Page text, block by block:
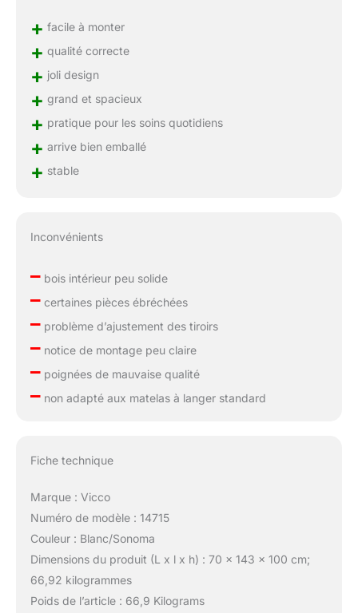
+ facile à monter
+ qualité correcte
+ joli design
+ grand et spacieux
+ pratique pour les soins quotidiens
+ arrive bien emballé
+ stable
Inconvénients
–bois intérieur peu solide
–certaines pièces ébréchées
–problème d’ajustement des tiroirs
–notice de montage peu claire
–poignées de mauvaise qualité
–non adapté aux matelas à langer standard
Fiche technique
Marque : Vicco
Numéro de modèle : 14715
Couleur : Blanc/Sonoma
Dimensions du produit (L x l x h) : 70 x 143 x 100 cm;
66,92 kilogrammes
Poids de l’article : 66,9 Kilograms